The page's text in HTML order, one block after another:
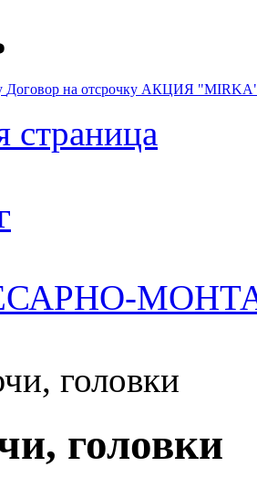
Договор на отсрочку АКЦИЯ
страница
головки
головки